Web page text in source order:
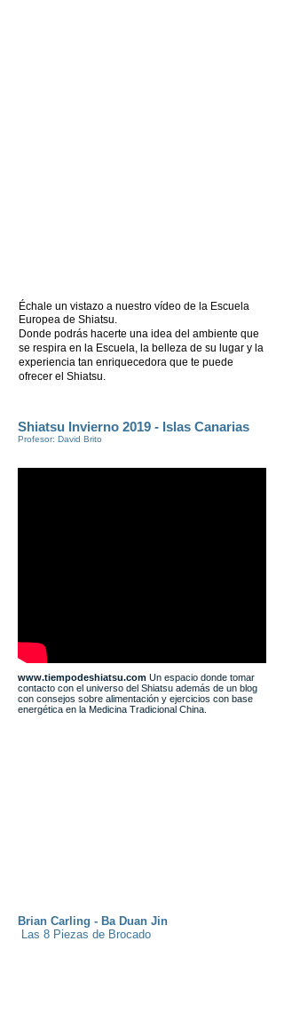
Échale un vistazo a nuestro vídeo de la Escuela
Europea de Shiatsu​.
Donde podrás hacerte una idea del ambiente que
se respira en la Escuela, la belleza de su lugar y la
experiencia tan enriquecedora que te puede
ofrecer el Shiatsu.
Shiatsu Invierno 2019 - Islas Canarias
Profesor: David Brito
www.tiempodeshiatsu.com Un espacio donde tomar
contacto con el universo del Shiatsu además de un blog
con consejos sobre alimentación y ejercicios con base
energética en la Medicina Tradicional China.
Brian Carling - Ba Duan Jin
Las 8 Piezas de Brocado